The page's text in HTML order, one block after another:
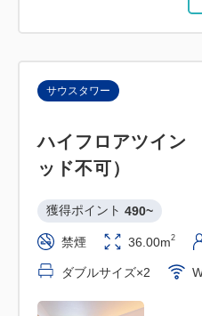
サウスタワー
ハイフロアツイン
ッド不可）
獲得ポイント 490~
禁煙 36.00m2
ダブルサイズ×2